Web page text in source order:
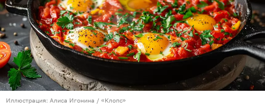
Иллюстрация: Алиса Игонина / «Клопс»